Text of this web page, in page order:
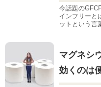
今話題の
インフリーと
ットという言
マグネシ
効くのは